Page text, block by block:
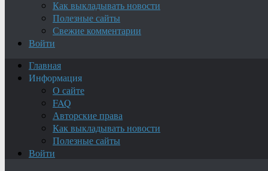
Как выкладывать новости
Полезные сайты
Свежие комментарии
Войти
Главная
Информация
О сайте
FAQ
Авторские права
Как выкладывать новости
Полезные сайты
Войти